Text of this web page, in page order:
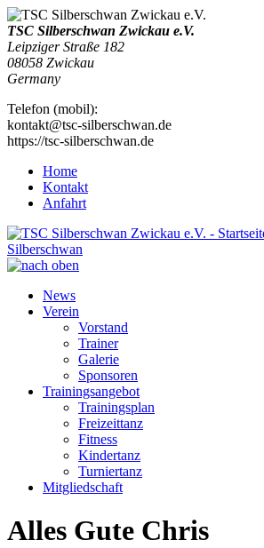
TSC Silberschwan Zwickau e.V.
Leipziger Straße 182
08058 Zwickau
Germany
Telefon (mobil):
kontakt@tsc-silberschwan.de
https://tsc-silberschwan.de
Home
Kontakt
Anfahrt
Silberschwan
News
Verein
Vorstand
Trainer
Galerie
Sponsoren
Trainingsangebot
Trainingsplan
Freizeittanz
Fitness
Kindertanz
Turniertanz
Mitgliedschaft
Alles Gute Chris